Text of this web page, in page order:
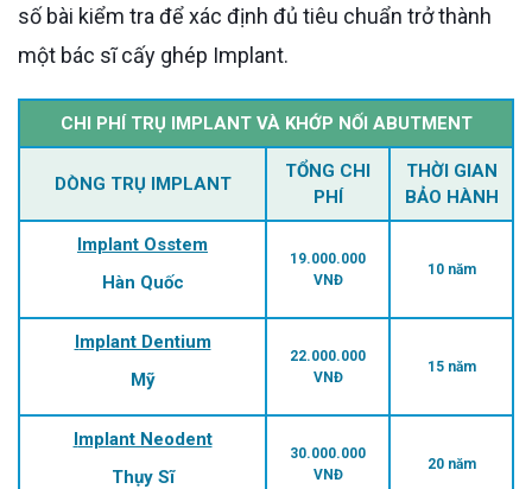
số bài kiểm tra để xác định đủ tiêu chuẩn trở thành
một bác sĩ cấy ghép Implant.
CHI PHÍ TRỤ IMPLANT VÀ KHỚP NỐI ABUTMENT
DÒNG TRỤ IMPLANT
TỔNG CHI
PHÍ
THỜI GIAN
BẢO HÀNH
Implant Osstem
Hàn Quốc
19.000.000
VNĐ
10 năm
Implant Dentium
Mỹ
22.000.000
VNĐ
15 năm
Implant Neodent
Thụy Sĩ
30.000.000
VNĐ
20 năm